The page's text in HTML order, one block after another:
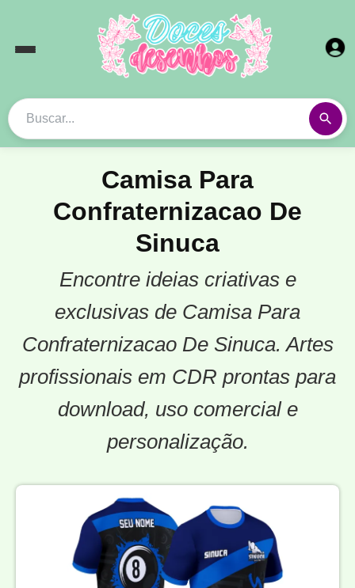
Camisa Para
Confraternizacao De
Sinuca
Encontre ideias criativas e
exclusivas de Camisa Para
Confraternizacao De Sinuca. Artes
profissionais em CDR prontas para
download, uso comercial e
personalização.